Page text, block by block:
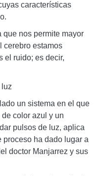
características
que nos permite mayor
cerebro estamos
el ruido; es decir,
luz
un sistema en el que
color azul y un
pulsos de luz, aplica
proceso ha dado lugar a
doctor Manjarrez y sus